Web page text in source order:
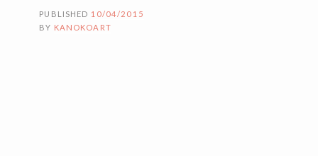
PUBLISHED 10/04/2015
BY KANOKOART